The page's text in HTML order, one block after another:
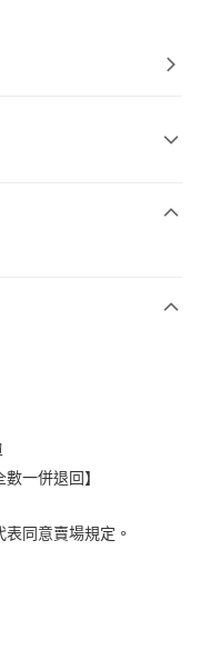
業銀行
際商業銀行
台灣）商業銀行
一併退回】
同意賣場規定。